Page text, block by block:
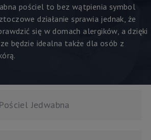
pościel to bez wątpienia symbol
działanie sprawia jednak, że
się w domach alergików, a dzięki
będzie idealna także dla osób z
Jedwabna